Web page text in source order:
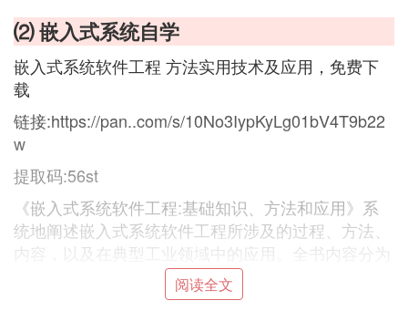
⑵ 嵌入式系统自学
嵌入式系统软件工程 方法实用技术及应用，免费下
载
链接:https://pan..com/s/10No3IypKyLg01bV4T9b22
w
提取码:56st
《嵌入式系统软件工程:基础知识、方法和应用》系
统地阐述嵌入式系统软件工程所涉及的过程、方法、
内容，以及在典型工业领域中的应用。全书内容分为
两大部分：第一部分介绍嵌入式系统软件工程方法
论，主要包括嵌入式软件的开发过程(需求工程、软
阅读全文